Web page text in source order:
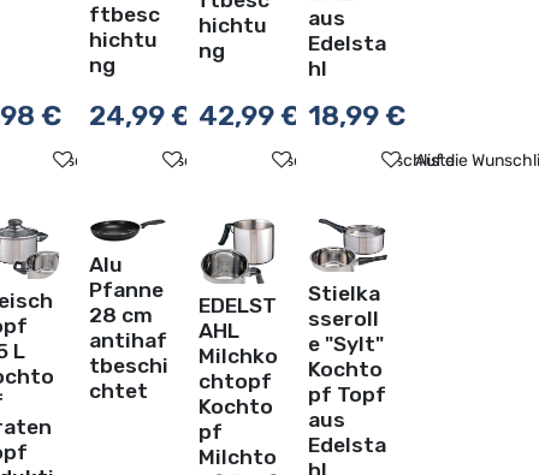
die Wunschliste
€
Auf die Wunschliste
ftbesc
hichtu
ng
24,99€
Auf die Wunschliste
hichtu
ng
42,99€
Auf die Wunschliste
aus
Edelsta
hl
18,99€
Auf die
L
Alu
Pfanne
28 cm
antihaf
tbeschi
chtet
EDELST
AHL
Milchko
chtopf
Kochto
pf
Milchto
Stielka
sseroll
e "Sylt"
Kochto
pf Topf
aus
Edelsta
hl